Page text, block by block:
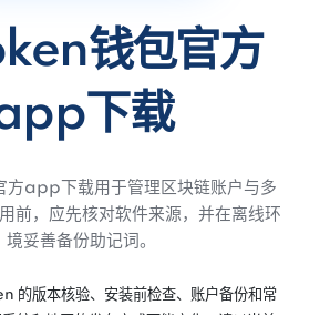
钱包官方
下载
app下载用于管理区块链账户与多
前，应先核对软件来源，并在离线环
境妥善备份助记词。
的版本核验、安装前检查、账户备份和常